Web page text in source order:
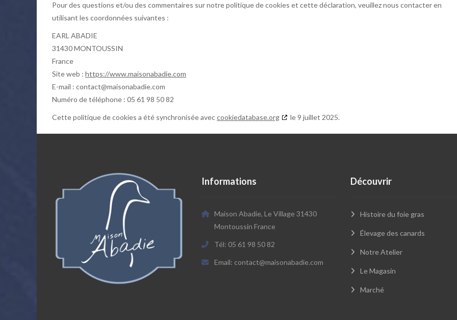
Pour des questions et/ou des commentaires sur notre politique de cookies et cette déclaration, veuillez nous contacter en
utilisant les coordonnées suivantes :
EARL ABADIE
31430 MONTOUSSIN
France
Site web : https://www.maisonabadie.com
E-mail : contact@maisonabadie.com
Numéro de téléphone : 05 61 98 50 82
Cette politique de cookies a été synchronisée aveccookiedatabase.org le 9 juillet 2025.
Informations
Maison Abadie, Le Village 31430
Montoussin France
Tél: 05 61 98 50 82
Email: contact@maisonabadie.com
Découvrir
Histoire du foie gras
Élevage des canards
Notre Atelier
Le Magasin
Marché